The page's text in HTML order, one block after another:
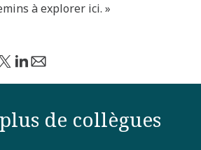
à explorer ici. »
de collègues